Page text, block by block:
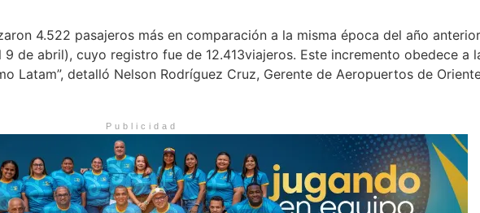
4.522 pasajeros más en comparación a la misma época del año anterior
de abril), cuyo registro fue de 12.413viajeros. Este incremento obedece a
Latam”, detalló Nelson Rodríguez Cruz, Gerente de Aeropuertos de
Publicidad